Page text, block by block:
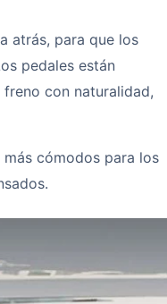
atrás, para que los
pedales están
con naturalidad,
más cómodos para los